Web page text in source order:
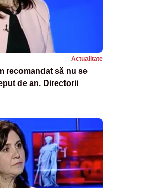
Actualitate
recomandat să nu se
de an. Directorii